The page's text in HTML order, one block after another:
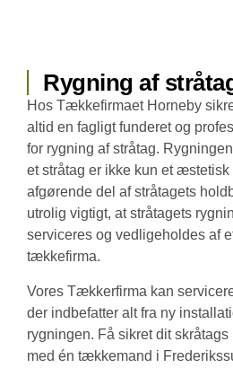
Rygning af
Hos Tækkefirmaet Horneby
altid en fagligt funderet og
for rygning af stråtag.
et stråtag er ikke kun et æstetisk
afgørende del af stråtagets
utrolig vigtigt, at stråtagets
serviceres og vedligeholdes af
tækkefirma.
Vores Tækkerfirma kan
der indbefatter alt fra ny
rygningen. Få sikret dit
med én tækkemand i